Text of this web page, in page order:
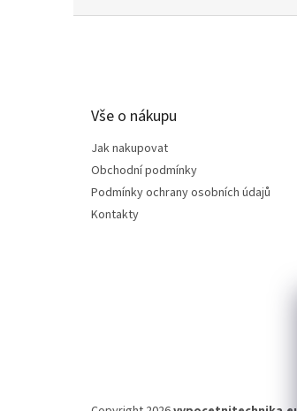
Vše o nákupu
Jak nakupovat
Obchodní podmínky
Podmínky ochrany osobních údajů
Kontakty